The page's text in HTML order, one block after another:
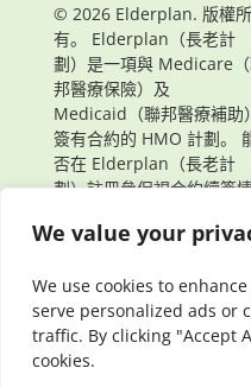
We value your
We use cookies to
serve personalized ads or
traffic. By clicking "Accept
cookies.
© 2026 Elderplan. 版權所
有。 Elderplan（長老計
劃）是一項與 Medicare
邦醫療保險）及
Medicaid（聯邦醫療補助）
簽有合約的 HMO 計劃。
否在 Elderplan（長老計
劃）註冊參保視合約續簽